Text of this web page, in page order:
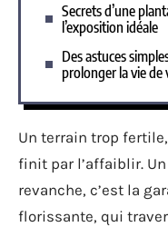
Secrets d’une
l’exposition idéale
Des astuces
prolonger la vie de
Un terrain trop
finit par l’affaiblir.
revanche, c’est la
florissante, qui